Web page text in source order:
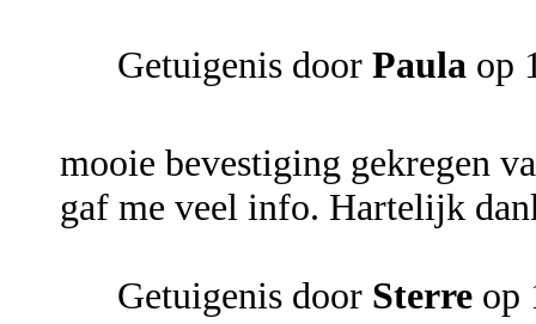
Getuigenis door Paula op
mooie bevestiging gekregen
gaf me veel info. Hartelijk
Getuigenis door Sterre op